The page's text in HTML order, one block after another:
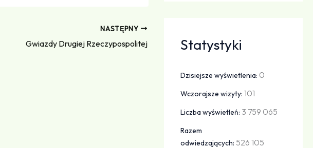
NASTĘPNY
Gwiazdy Drugiej Rzeczypospolitej Statystyki
Dzisiejsze wyświetlenia: 0
Wczorajsze wizyty:101
Liczba wyświetleń: 3 759 065
Razem
odwiedzających: 526 105